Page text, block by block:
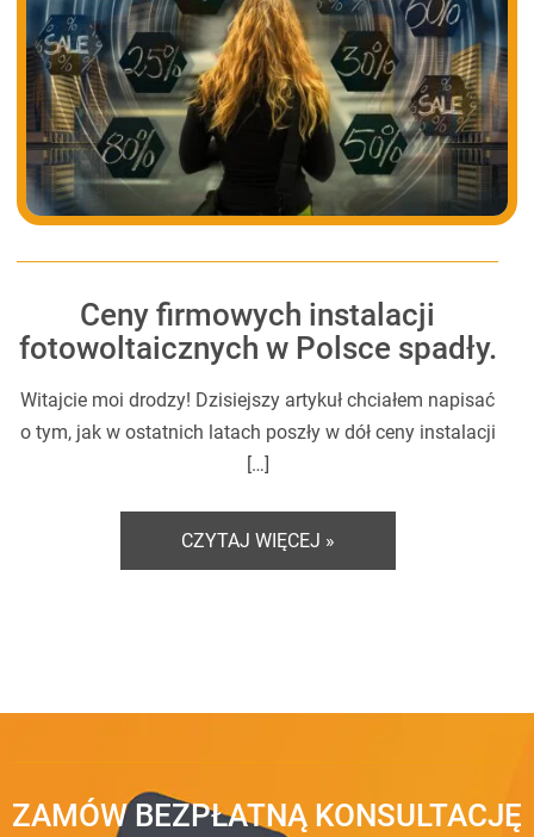
Ceny firmowych instalacji
fotowoltaicznych w Polsce spadły.
Witajcie moi drodzy! Dzisiejszy artykuł chciałem napisać
o tym, jak w ostatnich latach poszły w dół ceny instalacji
[…]
CZYTAJ WIĘCEJ »
ZAMÓW BEZPŁATNĄ KONSULTACJĘ